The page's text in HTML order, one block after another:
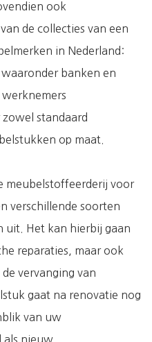
ook
de collecties van een
in Nederland:
banken en
standaard
op maat.
meubelstoffeerderij voor
verschillende soorten
uit. Het kan hierbij gaan
reparaties, maar ook
vervanging van
gaat na renovatie nog
van uw
nieuw.